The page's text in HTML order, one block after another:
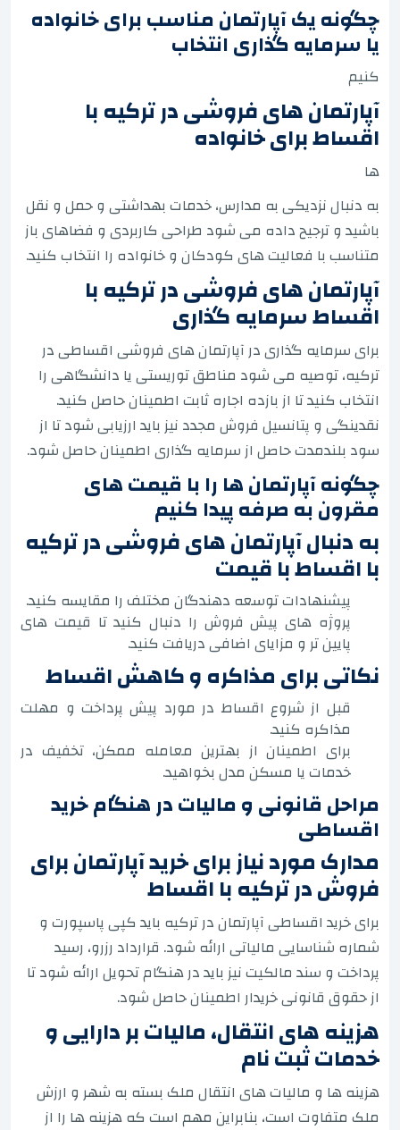
چگونه یک آپارتمان مناسب برای خانواده
یا سرمایه گذاری انتخاب
کنیم
آپارتمان های فروشی در ترکیه با
اقساط برای خانواده
ها
به دنبال نزدیکی به مدارس، خدمات بهداشتی و حمل و نقل
باشید و ترجیح داده می شود طراحی کاربردی و فضاهای باز
متناسب با فعالیت های کودکان و خانواده را انتخاب کنید.
آپارتمان های فروشی در ترکیه با
اقساط سرمایه گذاری
برای سرمایه گذاری در آپارتمان های فروشی اقساطی در
ترکیه، توصیه می شود مناطق توریستی یا دانشگاهی را
انتخاب کنید تا از بازده اجاره ثابت اطمینان حاصل کنید.
نقدینگی و پتانسیل فروش مجدد نیز باید ارزیابی شود تا از
سود بلندمدت حاصل از سرمایه گذاری اطمینان حاصل شود.
چگونه آپارتمان ها را با قیمت های
مقرون به صرفه پیدا کنیم
به دنبال آپارتمان های فروشی در ترکیه
با اقساط با قیمت
پیشنهادات توسعه دهندگان مختلف را مقایسه کنید.
پروژه های پیش فروش را دنبال کنید تا قیمت های
پایین تر و مزایای اضافی دریافت کنید.
نکاتی برای مذاکره و کاهش اقساط
قبل از شروع اقساط در مورد پیش پرداخت و مهلت
مذاکره کنید.
برای اطمینان از بهترین معامله ممکن، تخفیف در
خدمات یا مسکن مدل بخواهید.
مراحل قانونی و مالیات در هنگام خرید
اقساطی
مدارک مورد نیاز برای خرید آپارتمان برای
فروش در ترکیه با اقساط
برای خرید اقساطی آپارتمان در ترکیه باید کپی پاسپورت و
شماره شناسایی مالیاتی ارائه شود. قرارداد رزرو، رسید
پرداخت و سند مالکیت نیز باید در هنگام تحویل ارائه شود تا
از حقوق قانونی خریدار اطمینان حاصل شود.
هزینه های انتقال، مالیات بر دارایی و
خدمات ثبت نام
هزینه ها و مالیات های انتقال ملک بسته به شهر و ارزش
ملک متفاوت است، بنابراین مهم است که هزینه ها را از